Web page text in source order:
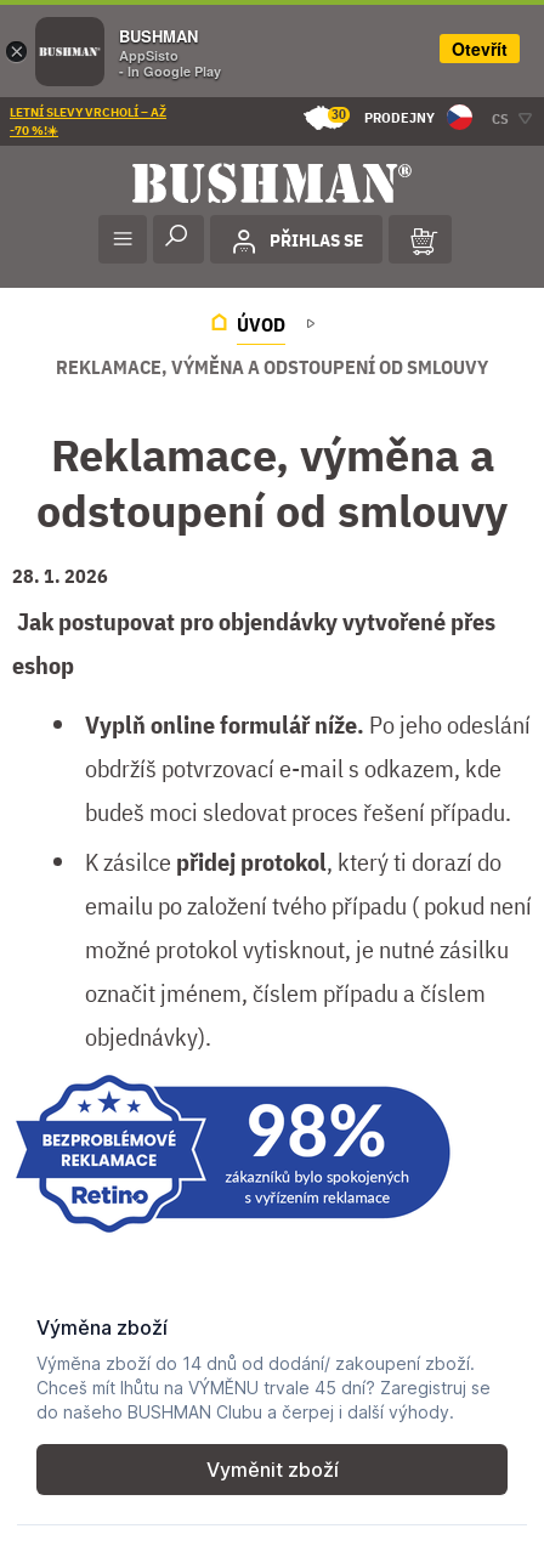
LETNÍ SLEVY VRCHOLÍ – AŽ
-70 %!☀️
30 PRODEJNY CS
PŘIHLAS SE
ÚVOD
REKLAMACE, VÝMĚNA A ODSTOUPENÍ OD SMLOUVY
Reklamace, výměna a
odstoupení od smlouvy
28. 1. 2026
Jak postupovat pro objendávky vytvořené přes
eshop
Vyplň online formulář níže. Po jeho odeslání
obdržíš potvrzovací e-mail s odkazem, kde
budeš moci sledovat proces řešení případu.
K zásilce přidej protokol, který ti dorazí do
emailu po založení tvého případu ( pokud není
možné protokol vytisknout, je nutné zásilku
označit jménem, číslem případu a číslem
objednávky).
×
BUSHMAN
AppSisto
- In Google Play
Otevřít